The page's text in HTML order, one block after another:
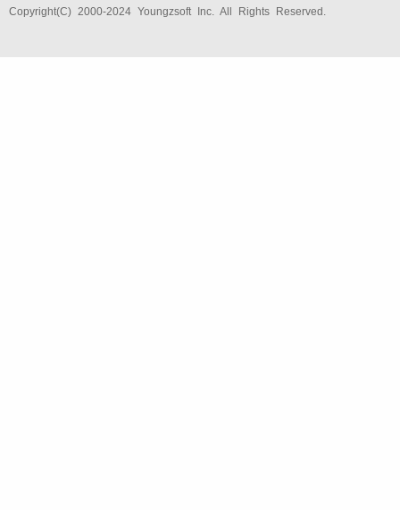
Copyright(C) 2000-2024 Youngzsoft Inc. All Rights Reserved.